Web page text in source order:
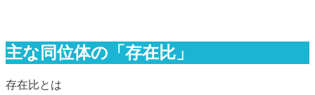
主な同位体の「存在比」
存在比とは